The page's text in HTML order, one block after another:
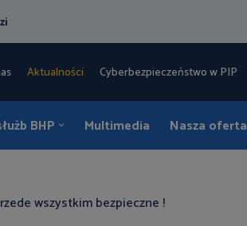
Aktualności Cyberbezpieczeństwo w PIP
BHP Multimedia Nasza oferta
wszystkim bezpieczne !